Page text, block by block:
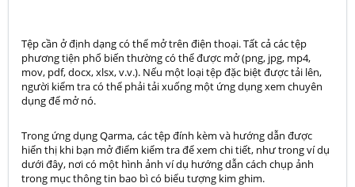
Tệp cần ở định dạng có thể mở trên điện thoại. Tất cả các tệp
phương tiện phổ biến thường có thể được mở (png, jpg, mp4,
mov, pdf, docx, xlsx, v.v.). Nếu một loại tệp đặc biệt được tải lên,
người kiểm tra có thể phải tải xuống một ứng dụng xem chuyên
dụng để mở nó.
Trong ứng dụng Qarma, các tệp đính kèm và hướng dẫn được
hiển thị khi bạn mở điểm kiểm tra để xem chi tiết, như trong ví dụ
dưới đây, nơi có một hình ảnh ví dụ hướng dẫn cách chụp ảnh
trong mục thông tin bao bì có biểu tượng kim ghim.